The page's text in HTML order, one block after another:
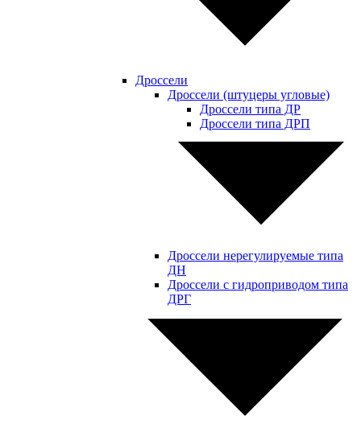
Дроссели
Дроссели (штуцеры угловые)
Дроссели типа ДР
Дроссели типа ДРП
Дроссели нерегулируемые типа
ДН
Дроссели с гидроприводом типа
ДРГ